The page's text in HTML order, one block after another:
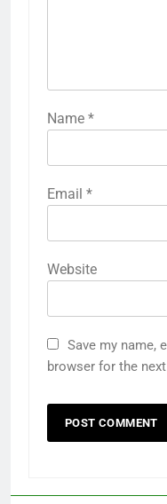
Name *
Email *
Website
Save my name,
browser for the